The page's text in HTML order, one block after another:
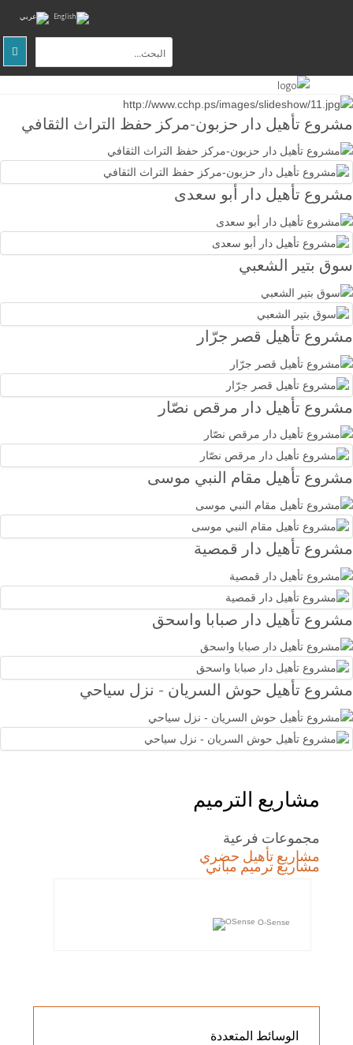
الصفحة
عن
والطبيعية
مشروع تأهيل دار حزبون-مركز حفظ التراث الثقافي
مشروع تأهيل دار أبو سعدى
سوق بتير الشعبي
مشروع تأهيل قصر جرّار
مشروع تأهيل دار مرقص نصّار
مشروع تأهيل مقام النبي موسى
مشروع تأهيل دار قمصية
مشروع تأهيل دار صبابا واسحق
مشروع تأهيل حوش السريان - نزل سياحي
مشاريع الترميم
مجموعات فرعية
مشاريع تأهيل حضري
مشاريع ترميم مباني
O-Sense
الوسائط المتعددة